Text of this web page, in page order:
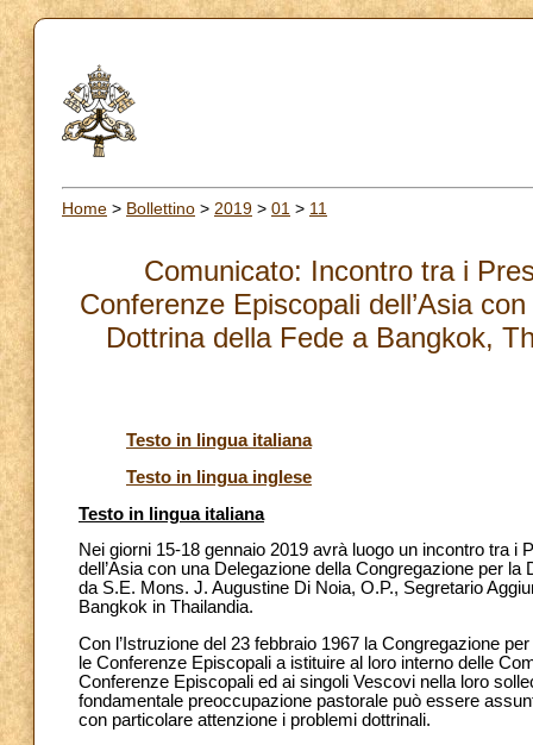
Home > Bollettino > 2019 > 01 > 11
Comunicato: Incontro tra i
Conferenze Episcopali dell’Asia
Dottrina della Fede a Bangkok,
Testo in lingua italiana
Testo in lingua inglese
Testo in lingua italiana
Nei giorni 15-18 gennaio 2019 avrà luogo un incontro tra
dell’Asia con una Delegazione della Congregazione per
da S.E. Mons. J. Augustine Di Noia, O.P., Segretario
Bangkok in Thailandia.
Con l’Istruzione del 23 febbraio 1967 la Congregazione
le Conferenze Episcopali a istituire al loro interno delle
Conferenze Episcopali ed ai singoli Vescovi nella loro
fondamentale preoccupazione pastorale può essere
con particolare attenzione i problemi dottrinali.